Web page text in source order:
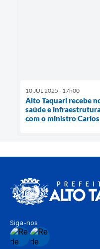
10 JUL 2025 - 17h00
Alto Taquari recebe
saúde e
com o ministro
Siga-nos